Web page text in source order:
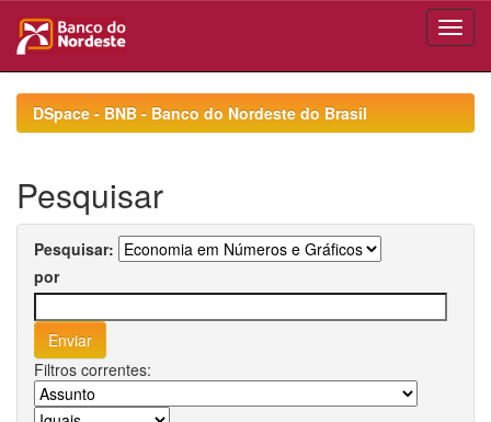
navigationDSpace - BNB - Banco do Nordeste do Brasil
Pesquisar
Pesquisar:
por
Filtros correntes: